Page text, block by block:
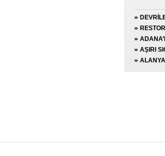
KESİLDİ
AŞIRI